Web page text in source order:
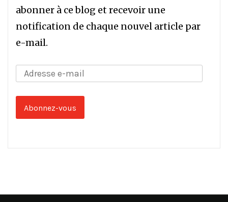
abonner à ce blog et recevoir une
notification de chaque nouvel article par
e-mail.
Adresse
mail
Abonnez-vous